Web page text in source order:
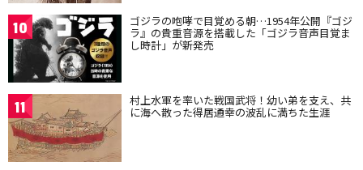
10 ゴジラの咆哮で目覚める朝…1954年公開『ゴジ
ラ』の貴重音源を搭載した「ゴジラ音声目覚ま
し時計」が新発売
11 村上水軍を率いた戦国武将！幼い弟を支え、共
に海へ散った得居通幸の波乱に満ちた生涯